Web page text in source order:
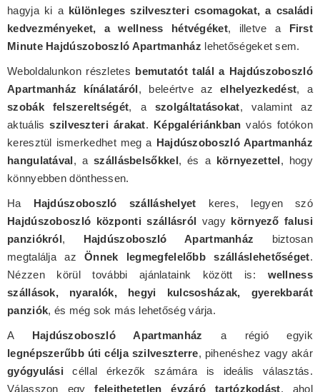
hagyja ki a különleges szilveszteri csomagokat, a családi
kedvezményeket, a wellness hétvégéket, illetve a First
Minute Hajdúszoboszló Apartmanház lehetőségeket sem.
Weboldalunkon részletes bemutatót talál a Hajdúszoboszló
Apartmanház kínálatáról, beleértve azelhelyezkedést, a
szobák felszereltségét, a szolgáltatásokat, valamint az
aktuálisszilveszteri árakat. Képgalériánkban valós fotókon
keresztül ismerkedhet meg a Hajdúszoboszló Apartmanház
hangulatával, aszállásbelsőkkel, és a környezettel, hogy
könnyebben dönthessen.
Ha Hajdúszoboszló szálláshelyet keres, legyen szó
Hajdúszoboszló központi szállásról vagy környező falusi
panziókról, Hajdúszoboszló Apartmanház biztosan
megtalálja azÖnnek legmegfelelőbb szálláslehetőséget.
Nézzen körül további ajánlataink között is: wellness
szállások, nyaralók, hegyi kulcsosházak, gyerekbarát
panziók, és még sok más lehetőség várja.
A Hajdúszoboszló Apartmanház a régió egyik
legnépszerűbb úti célja szilveszterre, pihenéshez vagy akár
gyógyulási céllal érkezők számára is ideális választás.
Válasszon egyfelejthetetlen évzáró tartózkodást, ahol